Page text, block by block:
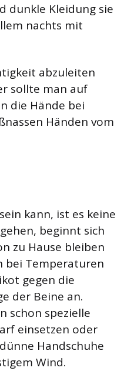
dunkle Kleidung sie
nachts mit
abzuleiten
sollte man auf
die Hände bei
Händen vom
kann, ist es keine
beginnt sich
zu Hause bleiben
bei Temperaturen
gegen die
der Beine an.
schon spezielle
einsetzen oder
Handschuhe
Wind.